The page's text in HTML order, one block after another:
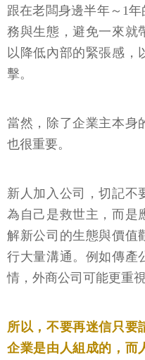
跟在老闆身邊半年～1
務與生態，避免一來就
以降低內部的緊張感，
擊。
當然，除了企業主本身
也很重要。
新人加入公司，切記不
為自己是救世主，而是
解新公司的生態與價值
行大量溝通。例如傳產
情，外商公司可能更重
所以，不要再迷信只要
企業是由人組成的，而